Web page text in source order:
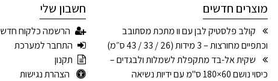
מוצרים חדשים
קולב פלסטיק לבן עם וו מתכת מסתובב
וכתפיים מחורצות – 3 מידות (26 / 33 / 43 ס״מ)
שקית אל-בד מתקפלת לשמלות ולבגדים –
כיסוי נושם 60×180 ס"מ עם ידיות נשיאה
חשבון שלי
הרשמה כלקוח חדש
התחבר למערכת
תקנון
הצהרת נגישות